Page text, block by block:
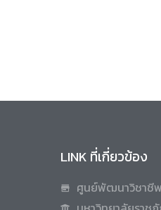
LINK ที่เกี่ยวข้อง
ศูนย์พัฒนาวิชาชี